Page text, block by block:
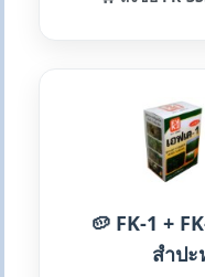
🥔 FK-1 +
สำปะ